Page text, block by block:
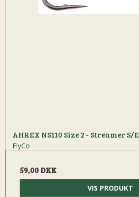
AHREX NS110 Size 2 - Streamer S/E
FlyCo
59,00 DKK
VIS PRODUKT